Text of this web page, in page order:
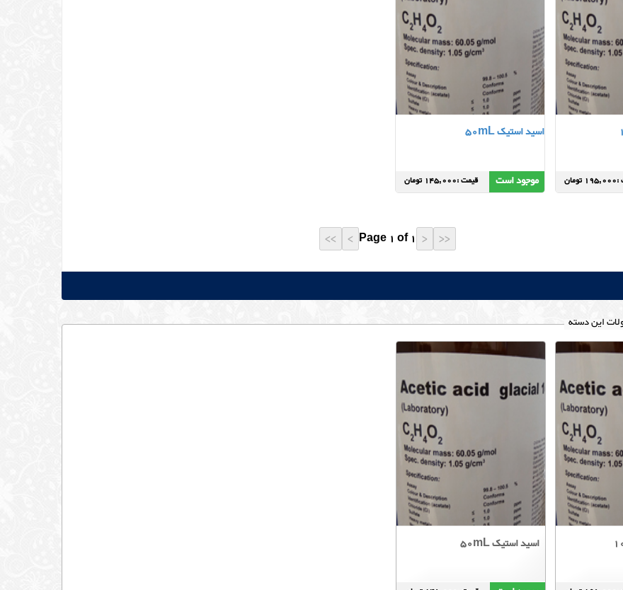
اسید استیک 50mL
موجود است قیمت :145,000 تومان
Page 1 of 1
این دسته
اسید استیک 50mL